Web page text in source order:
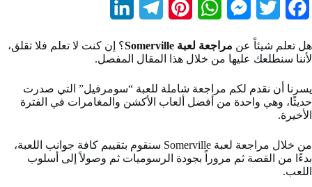
c
b
o
k
t
r
M
s
e
g
W
a
s
p
n
e
e
g
a
n
e
I
هل تعلم شيئاً عن مراجعة لعبة Somerville
؟ إن كنت لا تعلم فلا تقلق،
لأننا سنطلعك عليها من خلال هذا المقال المفصل.
يسرنا أن نقدم لكم مراجعة شاملة للعبة “سومرفيل” التي صدرت
حديثًا، وهي واحدة من أفضل ألعاب الأكشن والمغامرات في الفترة
الأخيرة.
من خلال مراجعة لعبة Somerville سنقوم بتقييم كافة جوانب اللعبة،
بدءًا من القصة ثم مروراً بجودة الرسوميات ثم وصولاً إلى أسلوب
اللعب.